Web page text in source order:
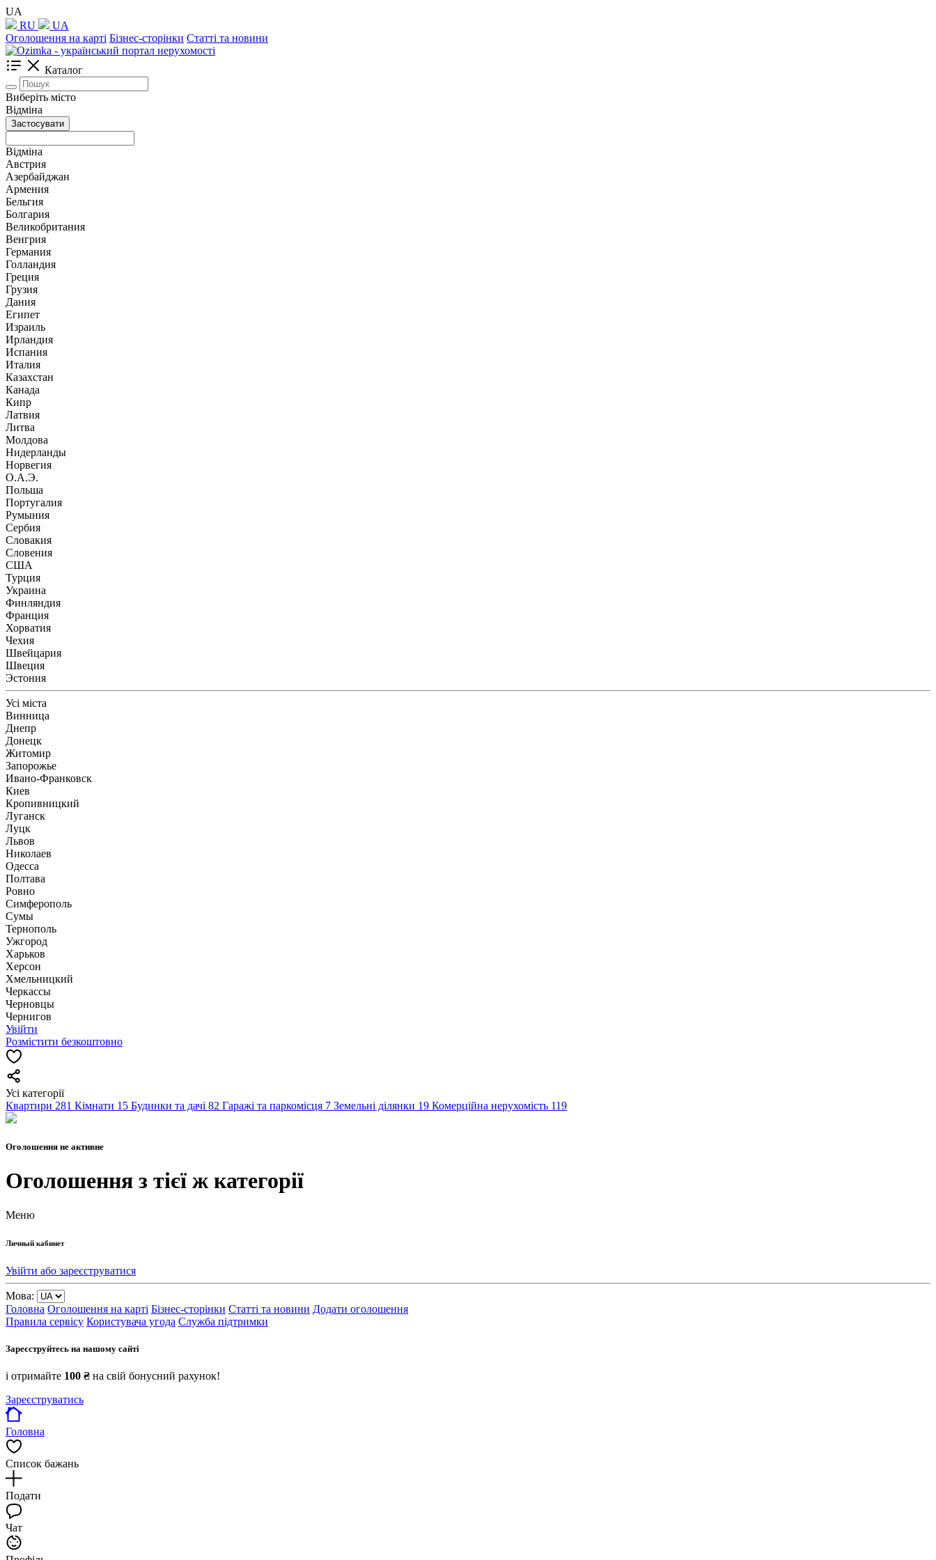
UA
RU
UA
Оголошення на карті Бізнес-сторінки Статті та новини
Каталог
Виберіть місто
Відміна
Застосувати
Відміна
Австрия
Азербайджан
Армения
Бельгия
Болгария
Великобритания
Венгрия
Германия
Голландия
Греция
Грузия
Дания
Египет
Израиль
Ирландия
Испания
Италия
Казахстан
Канада
Кипр
Латвия
Литва
Молдова
Нидерланды
Норвегия
О.А.Э.
Польша
Португалия
Румыния
Сербия
Словакия
Словения
США
Турция
Украина
Финляндия
Франция
Хорватия
Чехия
Швейцария
Швеция
Эстония
Усі міста
Винница
Днепр
Донецк
Житомир
Запорожье
Ивано-Франковск
Киев
Кропивницкий
Луганск
Луцк
Львов
Николаев
Одесса
Полтава
Ровно
Симферополь
Сумы
Тернополь
Ужгород
Харьков
Херсон
Хмельницкий
Черкассы
Чернoвцы
Чернигов
Увійти
Розмістити безкоштовно
Усі категорії
Квартири 281 Кімнати 15 Будинки та дачі 82 Гаражі та паркомісця 7 Земельні ділянки 19 Комерційна нерухомість 119
Оголошення не активне
Оголошення з тієї ж категорії
Меню
Личный кабинет
Увійти або зареєструватися
Мова:
Головна Оголошення на карті Бізнес-сторінки Статті та новини Додати оголошення
Правила сервісу Користувача угода Служба підтримки
Зареєструйтесь на нашому сайті
і отримайте 100 ₴ на свій бонусний рахунок!
Зареєструватись
Головна
Список бажань
Подати
Чат